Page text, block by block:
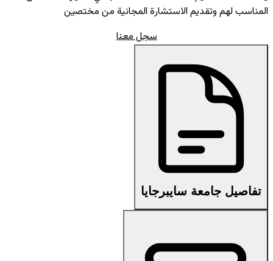
المناسب لهم وتقديم الاستشارة المجانية من مختصين
سجل معنا
تفاصيل جامعة سايبرجايا